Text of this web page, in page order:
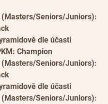
(Masters/Seniors/Juniors):
dle účasti
Champion
(Masters/Seniors/Juniors):
dle účasti
(Masters/Seniors/Juniors):